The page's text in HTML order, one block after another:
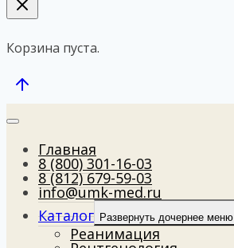
Корзина пуста.
Главная
8 (800) 301-16-03
8 (812) 679-59-03
info@umk-med.ru
Каталог Развернуть дочернее меню
Реанимация